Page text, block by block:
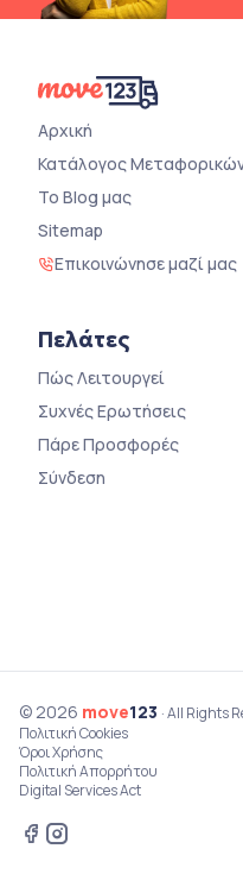
Αρχική
Κατάλογος
Το Blog μας
Sitemap
Επικοινώνησε μαζί μας
Πελάτες
Πώς Λειτουργεί
Συχνές Ερωτήσεις
Πάρε Προσφορές
Σύνδεση
© 2026 move123 · All Rights
Πολιτική Cookies
Όροι Χρήσης
Πολιτική Απορρήτου
Digital Services Act